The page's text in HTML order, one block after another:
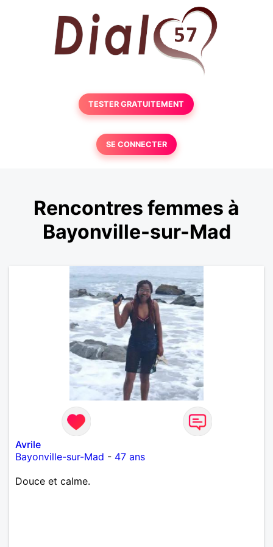
TESTER GRATUITEMENT
SE CONNECTER
Rencontres femmes à
Bayonville-sur-Mad
Avrile
Bayonville-sur-Mad - 47 ans
Douce et calme.